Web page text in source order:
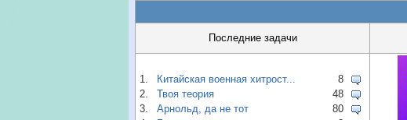
Последние задачи
1. Китайская военная хитрост...
8
2.
Твоя теория
48
3.
Арнольд, да не тот
80